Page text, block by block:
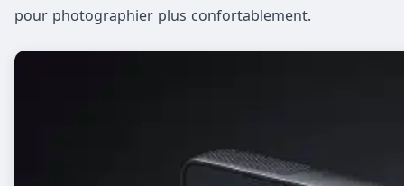
pour photographier plus confortablement.